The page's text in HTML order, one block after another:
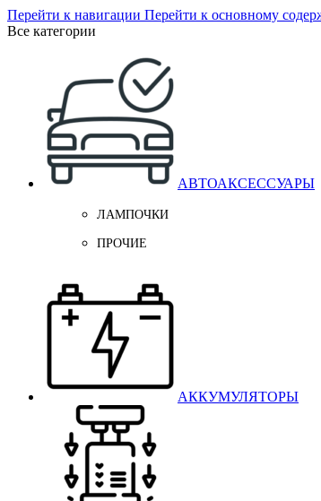
Перейти к навигации Перейти к основному
Все категории
АВТОАКСЕССУАРЫ
ЛАМПОЧКИ
ПРОЧИЕ
АККУМУЛЯТОРЫ